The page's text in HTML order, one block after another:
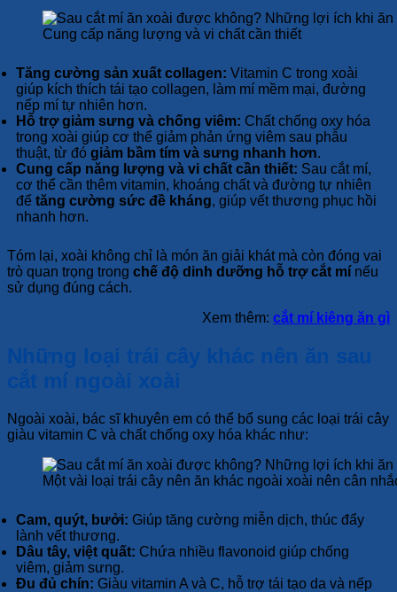
Cung cấp năng lượng và vi chất cần thiết
Tăng cường sản xuất collagen: Vitamin C trong xoài
giúp kích thích tái tạo collagen, làm mí mềm mại, đường
nếp mí tự nhiên hơn.
Hỗ trợ giảm sưng và chống viêm: Chất chống oxy hóa
trong xoài giúp cơ thể giảm phản ứng viêm sau phẫu
thuật, từ đó giảm bầm tím và sưng nhanh hơn.
Cung cấp năng lượng và vi chất cần thiết: Sau cắt mí,
cơ thể cần thêm vitamin, khoáng chất và đường tự nhiên
để tăng cường sức đề kháng, giúp vết thương phục hồi
nhanh hơn.
Tóm lại, xoài không chỉ là món ăn giải khát mà còn đóng vai
trò quan trọng trong chế độ dinh dưỡng hỗ trợ cắt mí nếu
sử dụng đúng cách.
Xem thêm: cắt mí kiêng ăn gì
Những loại trái cây khác nên ăn sau
cắt mí ngoài xoài
Ngoài xoài, bác sĩ khuyên em có thể bổ sung các loại trái cây
giàu vitamin C và chất chống oxy hóa khác như:
Một vài loại trái cây nên ăn khác ngoài xoài nên cân
Cam, quýt, bưởi: Giúp tăng cường miễn dịch, thúc đẩy
lành vết thương.
Dâu tây, việt quất: Chứa nhiều flavonoid giúp chống
viêm, giảm sưng.
Đu đủ chín: Giàu vitamin A và C, hỗ trợ tái tạo da và nếp